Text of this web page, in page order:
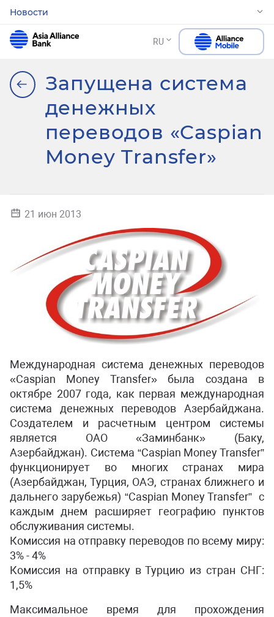
Новости
RU
Запущена система
денежных
переводов «Caspian
Money Transfer»
21 июн 2013
Международная система денежных переводов
«Caspian Money Transfer» была создана в
октябре 2007 года, как первая международная
система денежных переводов Азербайджана.
Создателем и расчетным центром системы
является ОАО «Заминбанк» (Баку,
Азербайджан). Система “Caspian Money Transfer”
функционирует во многих странах мира
(Азербайджан, Турция, ОАЭ, странах ближнего и
дальнего зарубежья) “Caspian Money Transfer” с
каждым днем расширяет географию пунктов
обслуживания системы.
Комиссия на отправку переводов по всему миру:
3% - 4%
Комиссия на отправку в Турцию из стран СНГ:
1,5%
Максимальное время для прохождения